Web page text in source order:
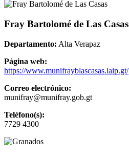
Fray Bartolomé de Las Casas
Departamento: Alta Verapaz
Página web:
https://www.munifrayblascasas.laip.gt/
Correo electrónico:
munifray@munifray.gob.gt
Teléfono(s):
7729 4300